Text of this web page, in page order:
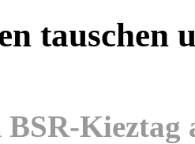
tauschen
Kieztag